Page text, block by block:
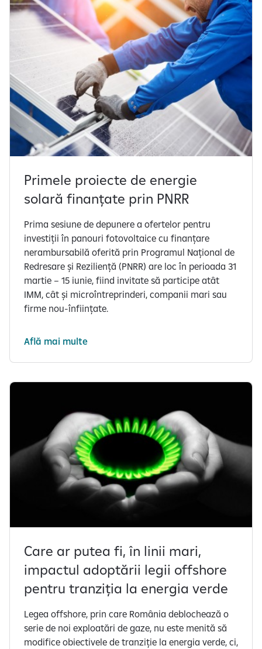
Primele proiecte de energie
solară finanțate prin PNRR
Prima sesiune de depunere a ofertelor pentru
investiții în panouri fotovoltaice cu finanțare
nerambursabilă oferită prin Programul Național de
Redresare și Reziliență (PNRR) are loc în perioada 31
martie – 15 iunie, fiind invitate să participe atât
IMM, cât și microîntreprinderi, companii mari sau
firme nou-înființate.
Află mai multe
Care ar putea fi, în linii mari,
impactul adoptării legii offshore
pentru tranziția la energia verde
Legea offshore, prin care România deblochează o
serie de noi exploatări de gaze, nu este menită să
modifice obiectivele de tranziție la energia verde, ci,